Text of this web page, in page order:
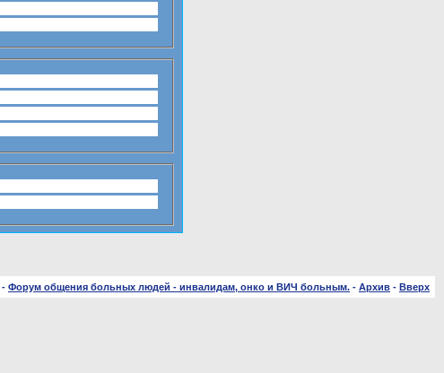
- Форум общения больных людей - инвалидам, онко и ВИЧ больным. - Архив - Вверх